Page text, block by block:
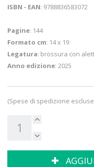
ISBN - EAN: 9788836583072
Pagine: 144
Formato cm: 14 x 19
Legatura: brossura con
Anno edizione: 2025
(Spese di spedizione